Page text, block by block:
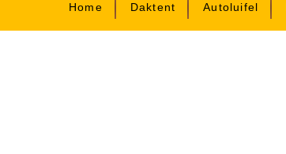
Home Daktent Autoluifel